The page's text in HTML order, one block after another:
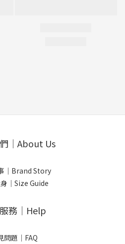
｜About Us
｜Brand Story
｜Size Guide
務｜Help
問題｜FAQ